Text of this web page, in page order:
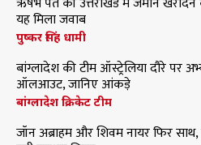
यह मिला जवाब
पुष्कर सिंह धामी
बांग्लादेश की टीम ऑस्ट्रेलिया दौरे पर
ऑलआउट, जानिए आंकड़े
बांग्लादेश क्रिकेट टीम
जॉन अब्राहम और शिवम नायर फिर